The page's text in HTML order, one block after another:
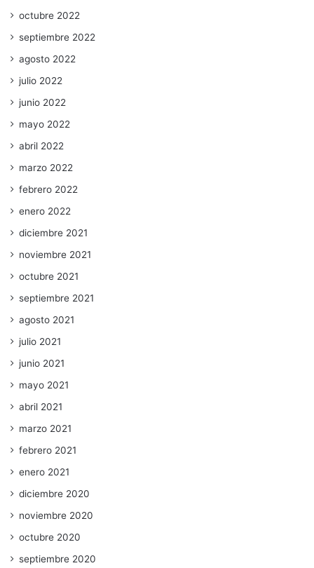
octubre 2022
septiembre 2022
agosto 2022
julio 2022
junio 2022
mayo 2022
abril 2022
marzo 2022
febrero 2022
enero 2022
diciembre 2021
noviembre 2021
octubre 2021
septiembre 2021
agosto 2021
julio 2021
junio 2021
mayo 2021
abril 2021
marzo 2021
febrero 2021
enero 2021
diciembre 2020
noviembre 2020
octubre 2020
septiembre 2020